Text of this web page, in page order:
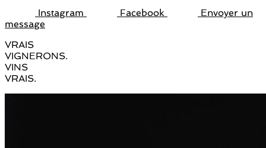
Instagram Facebook
Envoyer un
message
VRAIS
VIGNERONS.
VINS
VRAIS.